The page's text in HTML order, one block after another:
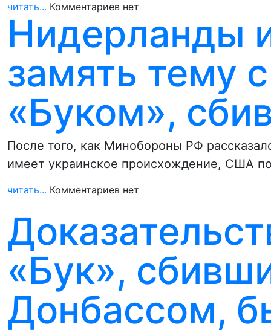
читать... Комментариев нет
Нидерланды
замять тему
«Буком»,
После того, как Минобороны РФ
имеет украинское происхождение, США
читать... Комментариев нет
«Бук»,
Донбассом,